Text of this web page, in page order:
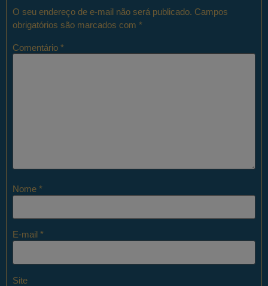
O seu endereço de e-mail não será publicado. Campos
obrigatórios são marcados com *
Comentário *
Nome *
E-mail *
Site